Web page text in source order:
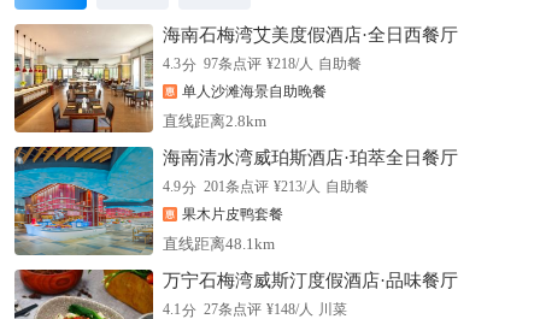
海南石梅湾艾美度假酒店·全日西餐厅
4.3分 97条点评 ¥218/人 自助餐
单人沙滩海景自助晚餐
直线距离2.8km
海南清水湾威珀斯酒店·珀萃全日餐厅
4.9分 201条点评 ¥213/人 自助餐
果木片皮鸭套餐
直线距离48.1km
万宁石梅湾威斯汀度假酒店·品味餐厅
4.1分 27条点评 ¥148/人 川菜